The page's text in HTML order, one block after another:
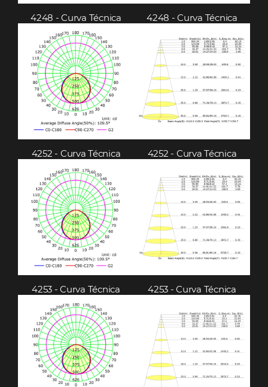
4248 - Curva Técnica 4248 - Curva Técnica
4252 - Curva Técnica 4252 - Curva Técnica
4253 - Curva Técnica 4253 - Curva Técnica